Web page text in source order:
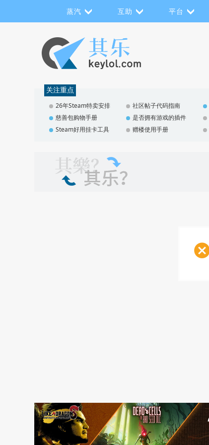
蒸汽 互助 平台
关注重点
26年Steam特卖安排 社区帖子代码指南
慈善包购物手册
是否拥有游戏的插件
Steam好用挂卡工具
赠楼使用手册